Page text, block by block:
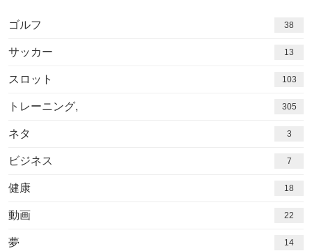
ゴルフ 38
サッカー 13
スロット 103
トレーニング, 305
ネタ 3
ビジネス 7
健康 18
動画 22
夢 14